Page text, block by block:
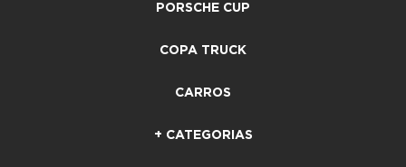
PORSCHE CUP
COPA TRUCK
CARROS
+ CATEGORIAS